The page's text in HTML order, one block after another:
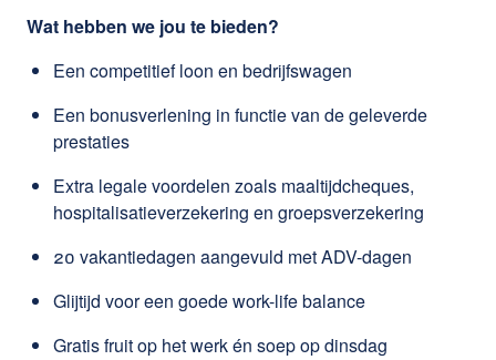
Wat hebben we jou te bieden?
Een competitief loon en bedrijfswagen
Een bonusverlening in functie van de geleverde
prestaties
Extra legale voordelen zoals maaltijdcheques,
hospitalisatieverzekering en groepsverzekering
20 vakantiedagen aangevuld met ADV-dagen
Glijtijd voor een goede work-life balance
Gratis fruit op het werk én soep op dinsdag